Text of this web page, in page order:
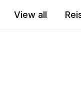
View all